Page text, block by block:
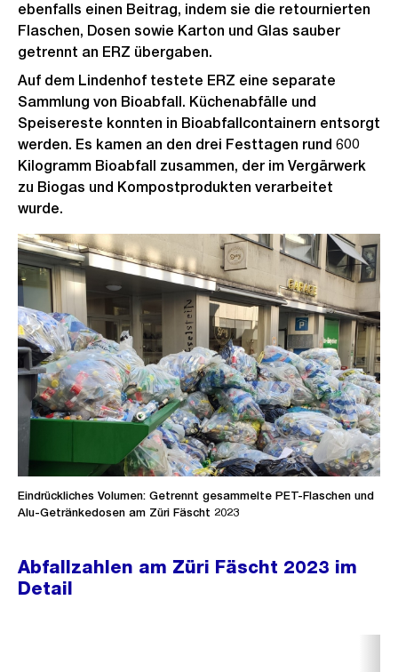
ebenfalls einen Beitrag, indem sie die retournierten
Flaschen, Dosen sowie Karton und Glas sauber
getrennt an ERZ übergaben.
Auf dem Lindenhof testete ERZ eine separate
Sammlung von Bioabfall. Küchenabfälle und
Speisereste konnten in Bioabfallcontainern entsorgt
werden. Es kamen an den drei Festtagen rund 600
Kilogramm Bioabfall zusammen, der im Vergärwerk
zu Biogas und Kompostprodukten verarbeitet
wurde.
Eindrückliches Volumen: Getrennt gesammelte PET-Flaschen und
Alu-Getränkedosen am Züri Fäscht 2023
Abfallzahlen am Züri Fäscht 2023 im
Detail